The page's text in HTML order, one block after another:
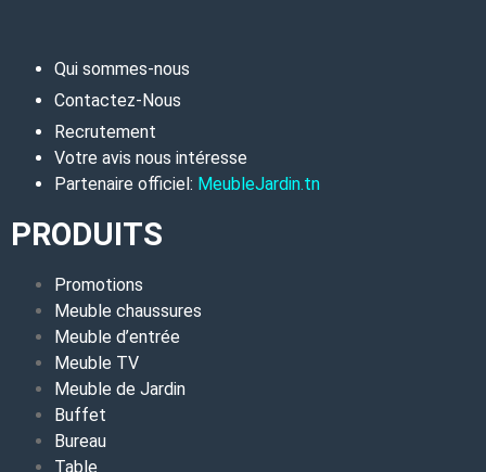
Qui sommes-nous
Contactez-Nous
Recrutement
Votre avis nous intéresse
Partenaire officiel: MeubleJardin.tn
PRODUITS
Promotions
Meuble chaussures
Meuble d’entrée
Meuble TV
Meuble de Jardin
Buffet
Bureau
Table